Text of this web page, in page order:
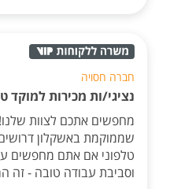
חברה חסויה
נציגי/ות מכירות למוקד
מחפשים אתכם לצוות
שממוקמת באשקלון
טלפוני אם אתם מחפשים
וסביבת עבודה טובה - זה